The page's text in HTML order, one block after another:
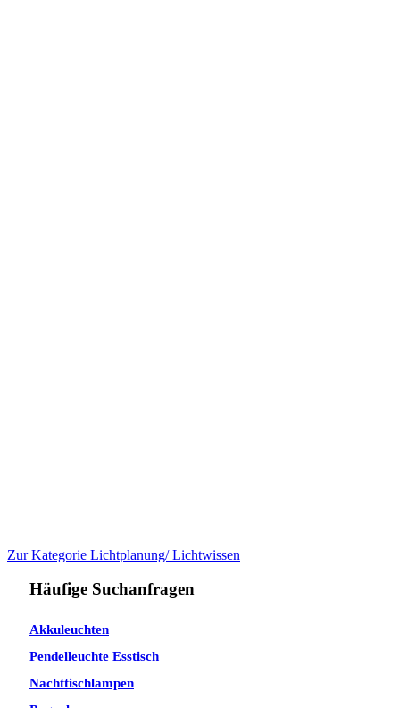
Zur Kategorie Lichtplanung/ Lichtwissen
Häufige Suchanfragen
Akkuleuchten
Pendelleuchte Esstisch
Nachttischlampen